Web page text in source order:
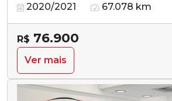
2020/2021 67.078 km
R$ 76.900
Ver mais